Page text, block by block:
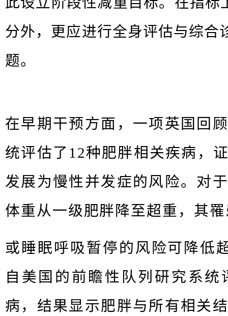
分外，更应进⾏全身评估与综合
题。
在早期⼲预⽅⾯，⼀项英国回
统评估了12种肥胖相关疾病，
发展为慢性并发症的⻛险。对
体重从⼀级肥胖降⾄超重，其
或睡眠呼吸暂停的⻛险可降低
⾃美国的前瞻性队列研究系
病，结果显示肥胖与所有相关